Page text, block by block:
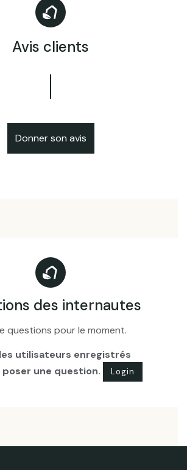
Avis clients
Donner son avis
des internautes
questions pour le moment.
utilisateurs enregistrés
une question.
Login